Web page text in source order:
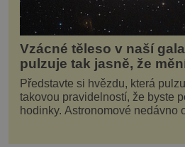
Vzácné těleso v naší
pulzuje tak jasně, že
Představte si hvězdu, která
takovou pravidelností, že byste
hodinky. Astronomové nedávno